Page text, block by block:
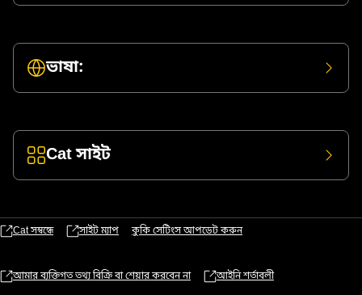
ভাষা:
Cat সাইট
Cat সম্বন্ধে সাইট ম্যাপ কুকি সেটিংস আপডেট করুন
আমার ব্যক্তিগত তথ্য বিক্রি বা শেয়ার করবেন না আইনি শর্তাবলী